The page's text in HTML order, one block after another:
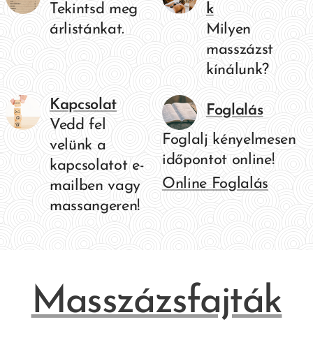
Tekintsd meg
árlistánkat.
k
Milyen
masszázst
kínálunk?
Kapcsolat
Vedd fel
velünk a
kapcsolatot e-
mailben vagy
massangeren!
Foglalás
Foglalj kényelmesen
időpontot online!
Online Foglalás
Masszázsfajták